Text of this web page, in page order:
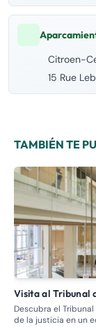
Citroen-
15 Rue
TAMBIÉN TE
Visita al Tribunal
Descubra el
de la justicia en un